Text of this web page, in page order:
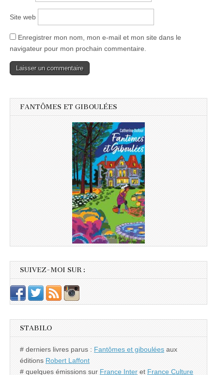
Site web
Enregistrer mon nom, mon e-mail et mon site dans le
navigateur pour mon prochain commentaire.
FANTÔMES ET GIBOULÉES
SUIVEZ-MOI SUR :
STABILO
# derniers livres parus : Fantômes et giboulées aux
éditions Robert Laffont
# quelques émissions sur France Inter et France Culture